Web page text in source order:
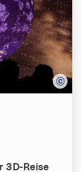
3D-Reise